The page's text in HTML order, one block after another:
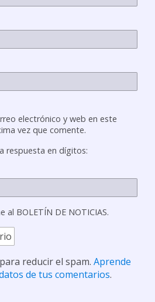
electrónico y web en este
vez que comente.
respuesta en dígitos:
al BOLETÍN DE NOTICIAS.
reducir el spam. Aprende
de tus comentarios.